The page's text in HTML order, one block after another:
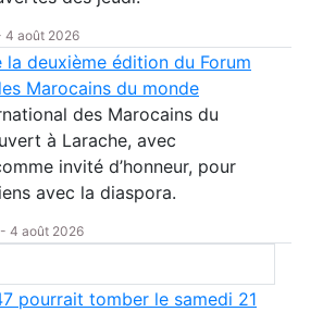
4 août 2026
la deuxième édition du Forum
Marocains du monde
des Marocains du
à Larache, avec
invité d’honneur, pour
avec la diaspora.
- 4 août 2026
pourrait tomber le samedi 21